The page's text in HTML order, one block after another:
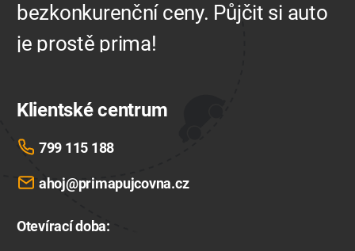
bezkonkurenční ceny. Půjčit si auto
je prostě prima!
Klientské centrum
799 115 188
ahoj@primapujcovna.cz
Otevírací doba: